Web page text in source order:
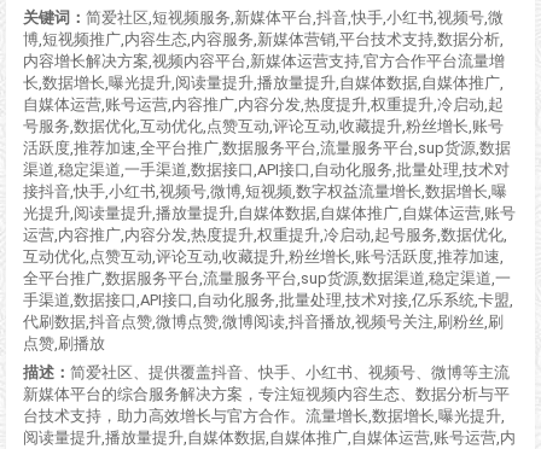
关键词： 简爱社区,短视频服务,新媒体平台,抖音,快手,小红书,视频号,微
博,短视频推广,内容生态,内容服务,新媒体营销,平台技术支持,数据分析,
内容增长解决方案,视频内容平台,新媒体运营支持,官方合作平台流量增
长,数据增长,曝光提升,阅读量提升,播放量提升,自媒体数据,自媒体推广,
自媒体运营,账号运营,内容推广,内容分发,热度提升,权重提升,冷启动,起
号服务,数据优化,互动优化,点赞互动,评论互动,收藏提升,粉丝增长,账号
活跃度,推荐加速,全平台推广,数据服务平台,流量服务平台,sup货源,数据
渠道,稳定渠道,一手渠道,数据接口,API接口,自动化服务,批量处理,技术对
接抖音,快手,小红书,视频号,微博,短视频,数字权益流量增长,数据增长,曝
光提升,阅读量提升,播放量提升,自媒体数据,自媒体推广,自媒体运营,账号
运营,内容推广,内容分发,热度提升,权重提升,冷启动,起号服务,数据优化,
互动优化,点赞互动,评论互动,收藏提升,粉丝增长,账号活跃度,推荐加速,
全平台推广,数据服务平台,流量服务平台,sup货源,数据渠道,稳定渠道,一
手渠道,数据接口,API接口,自动化服务,批量处理,技术对接,亿乐系统,卡盟,
代刷数据,抖音点赞,微博点赞,微博阅读,抖音播放,视频号关注,刷粉丝,刷
点赞,刷播放
描述： 简爱社区、提供覆盖抖音、快手、小红书、视频号、微博等主流
新媒体平台的综合服务解决方案，专注短视频内容生态、数据分析与平
台技术支持，助力高效增长与官方合作。流量增长,数据增长,曝光提升,
阅读量提升,播放量提升,自媒体数据,自媒体推广,自媒体运营,账号运营,内